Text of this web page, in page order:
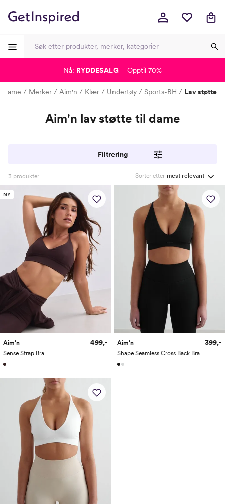
Dame Merker Aim'n Klær Undertøy Sports-BH Lav støtte
Aim'n lav støtte til dame
Filtrering
3 produkter Sorter etter mest relevant
NY
Aim'n
Sense Strap Bra
499,-
Aim'n
Shape Seamless Cross Back Bra
399,-
Nå: RYDDESALG – Opptil 70%
-
-
-
-